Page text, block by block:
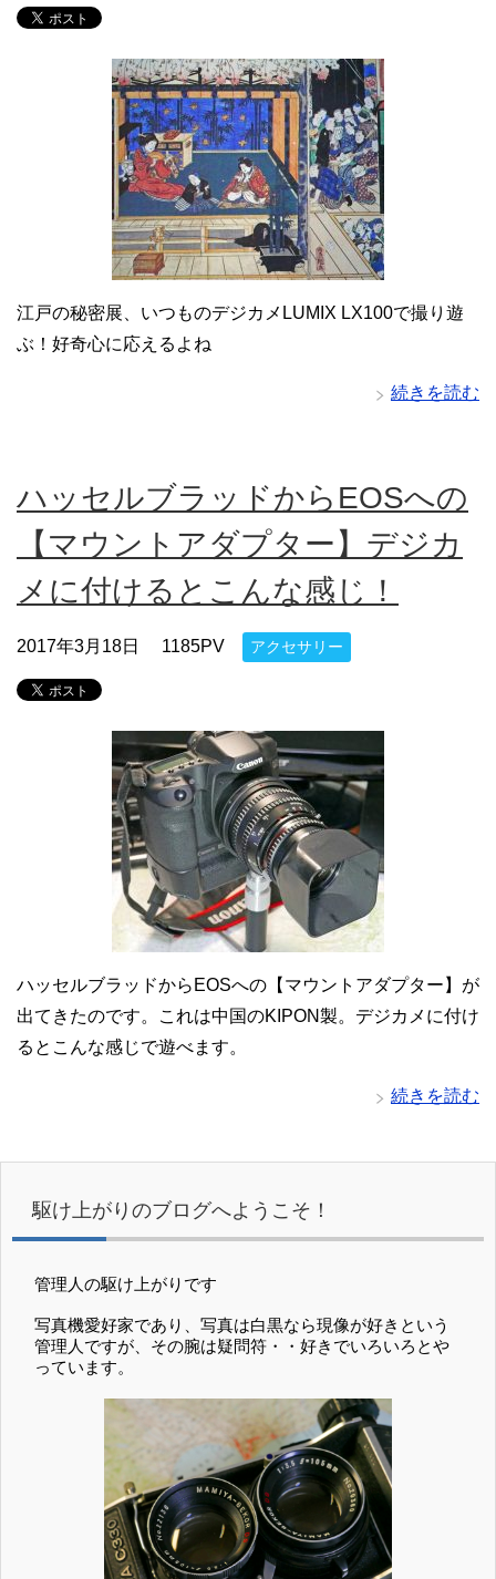
江戸の秘密展、いつものデジカメLUMIX LX100で撮り遊
ぶ！好奇心に応えるよね
続きを読む
ハッセルブラッドからEOSへの
【マウントアダプター】デジカ
メに付けるとこんな感じ！
2017年3月18日 1185PV アクセサリー
ハッセルブラッドからEOSへの【マウントアダプター】が
出てきたのです。これは中国のKIPON製。デジカメに付け
るとこんな感じで遊べます。
続きを読む
駆け上がりのブログへようこそ！
管理人の駆け上がりです
写真機愛好家であり、写真は白黒なら現像が好きという
管理人ですが、その腕は疑問符・・好きでいろいろとや
っています。